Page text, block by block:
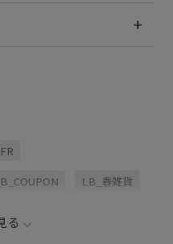
LB_春雑貨
る